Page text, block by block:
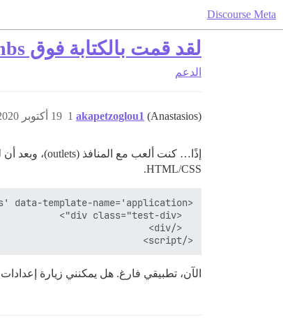
Discourse Meta
لقد قمت بالكتابة فوق application.hbs عن طريق الخطأ || الدخول إلى الوضع الآمن
الدعم
akapetzoglou1 (Anastasios) 19 أكتوبر 2020، 2:24م 1
HTML/CSS.
</script>
الآن، تطبيقي فارغ. هل يمكنني زيارة